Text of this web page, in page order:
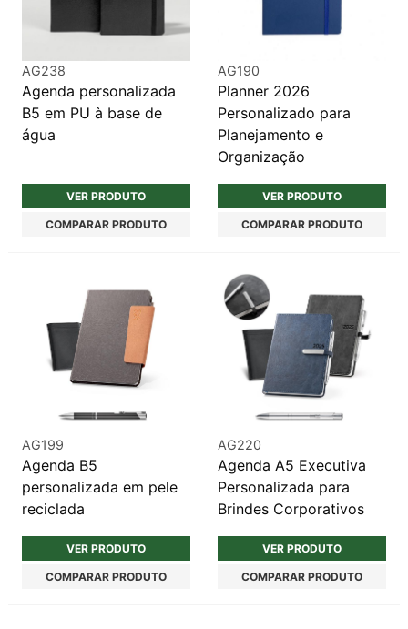
AG238
Agenda personalizada
B5 em PU à base de
água
VER PRODUTO
COMPARAR PRODUTO
AG190
Planner 2026
Personalizado para
Planejamento e
Organização
VER PRODUTO
COMPARAR PRODUTO
AG199
Agenda B5
personalizada em pele
reciclada
VER PRODUTO
COMPARAR PRODUTO
AG220
Agenda A5 Executiva
Personalizada para
Brindes Corporativos
VER PRODUTO
COMPARAR PRODUTO